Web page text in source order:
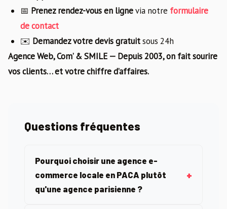
📅 Prenez rendez-vous en lignevia notre formulaire
de contact
✉️ Demandez votre devis gratuitsous 24h
Agence Web, Com’ & SMILE — Depuis 2003, on fait sourire
vos clients… et votre chiffre d’affaires.
Questions fréquentes
Pourquoi choisir une agence e-
commerce locale en PACA plutôt
qu'une agence parisienne ?